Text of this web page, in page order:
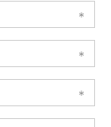
*
*
*